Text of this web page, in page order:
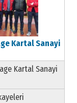
Kartal Sanayi
Kartal Sanayi